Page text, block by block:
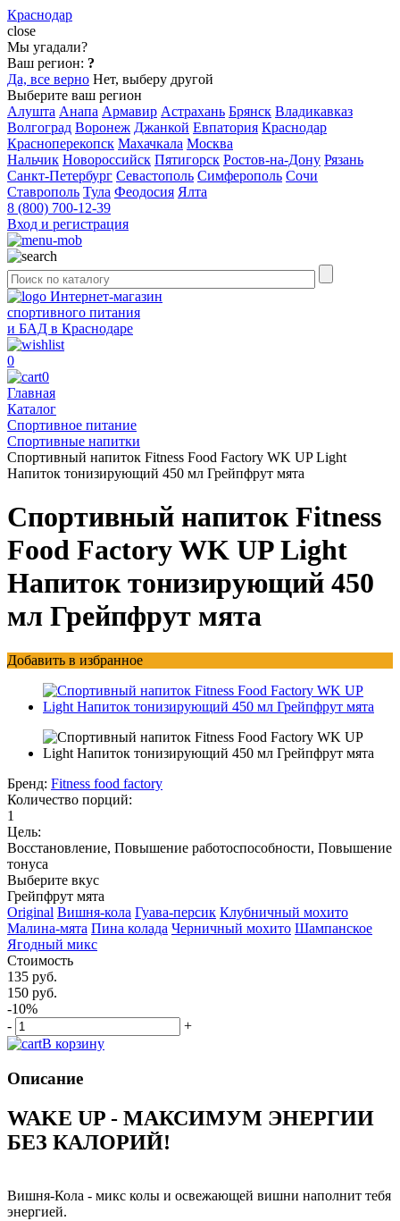
Краснодар
close
Мы угадали?
Ваш регион: ?
Да, все верно Нет, выберу другой
Выберите ваш регион
Алушта Анапа Армавир Астрахань Брянск Владикавказ
Волгоград Воронеж Джанкой Евпатория Краснодар
Красноперекопск Махачкала Москва
Нальчик Новороссийск Пятигорск Ростов-на-Дону Рязань
Санкт-Петербург Севастополь Симферополь Сочи
Ставрополь Тула Феодосия Ялта
8 (800) 700-12-39
Вход и регистрация
Интернет-магазин
спортивного питания
и БАД в Краснодаре
0
0
Главная
Каталог
Спортивное питание
Спортивные напитки
Спортивный напиток Fitness Food Factory WK UP Light
Напиток тонизирующий 450 мл Грейпфрут мята
Спортивный напиток Fitness
Food Factory WK UP Light
Напиток тонизирующий 450
мл Грейпфрут мята
Добавить в избранное
Бренд: Fitness food factory
Количество порций:
1
Цель:
Восстановление, Повышение работоспособности, Повышение
тонуса
Выберите вкус
Грейпфрут мята
Original Вишня-кола Гуава-персик Клубничный мохито
Малина-мята Пина колада Черничный мохито Шампанское
Ягодный микс
Стоимость
135 руб.
150 руб.
-10%
-
+
В корзину
Описание
WAKE UP - МАКСИМУМ ЭНЕРГИИ
БЕЗ КАЛОРИЙ!
Вишня-Кола - микс колы и освежающей вишни наполнит тебя
энергией.